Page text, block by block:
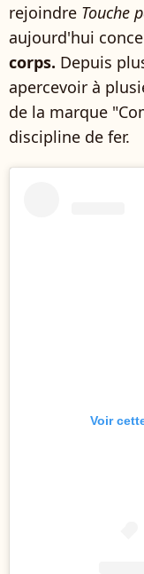
rejoindre Touche
aujourd'hui
corps. Depuis
apercevoir à
de la marque
discipline de fer.
Voir